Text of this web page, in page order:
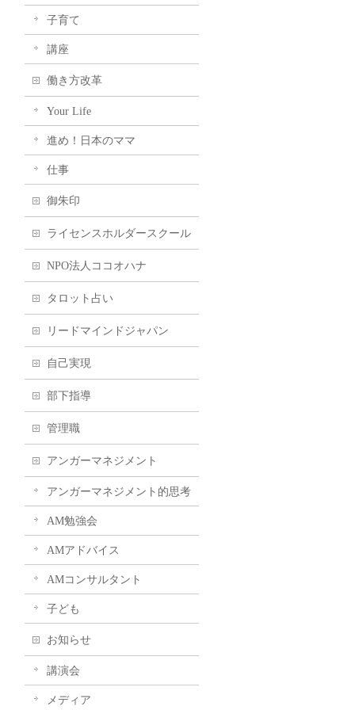
子育て
講座
働き方改革
Your Life
進め！日本のママ
仕事
御朱印
ライセンスホルダースクール
NPO法人ココオハナ
タロット占い
リードマインドジャパン
自己実現
部下指導
管理職
アンガーマネジメント
アンガーマネジメント的思考
AM勉強会
AMアドバイス
AMコンサルタント
子ども
お知らせ
講演会
メディア